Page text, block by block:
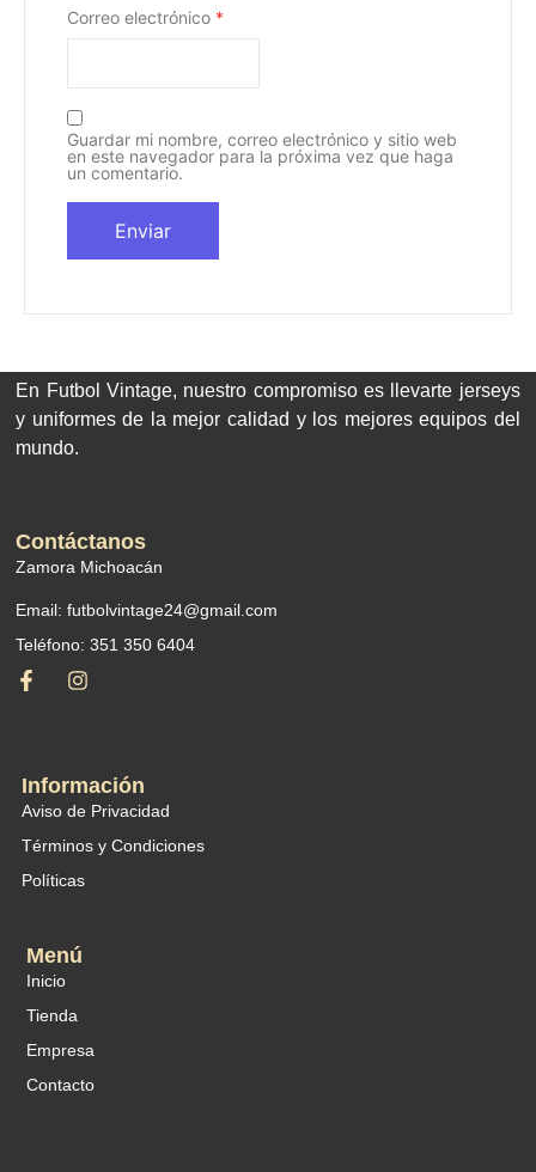
Correo electrónico *
Guardar mi nombre, correo electrónico y sitio web
en este navegador para la próxima vez que haga
un comentario.
En Futbol Vintage, nuestro compromiso es llevarte jerseys
y uniformes de la mejor calidad y los mejores equipos del
mundo.
Información
Aviso de Privacidad
Términos y Condiciones
Políticas
Menú
Inicio
Tienda
Empresa
Contacto
Contáctanos
Zamora Michoacán
Email: futbolvintage24@gmail.com
Teléfono: 351 350 6404